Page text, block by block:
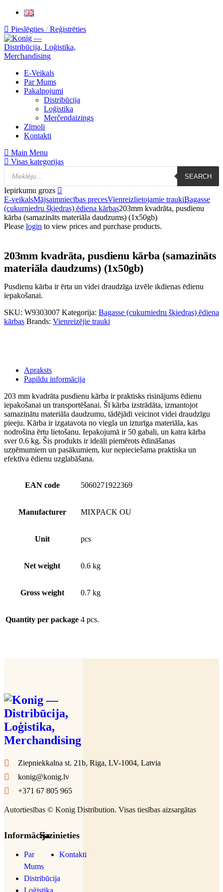
Pieslēgties Reģistrēties
E-Veikals
Par Mums
Pakalpojumi
Distribūcija
Loģistika
Merčendaizings
Zīmoli
Kontakti
Main Menu
Visas kategorijas
SEARCH
Iepirkumu grozs
E-veikalsMājsaimniecības precesVienreizlietojamie traukiBagasse
(cukurniedru šķiedras) ēdiena kārbas203mm kvadrāta, pusdienu
kārba (samazināts materiāla daudzums) (1x50gb)
Please login to view prices and purchase products.
203mm kvadrāta, pusdienu kārba (samazināts
materiāla daudzums) (1x50gb)
Pusdienu kārba ir ērta un videi draudzīga izvēle ikdienas ēdienu
iepakošanai.
SKU: W9303007 Kategorija: Bagasse (cukurniedru šķiedras) ēdiena
kārbas Brands: Vienreizējie trauki
Apraksts
Papildu informācija
203 mm kvadrāta pusdienu kārba ir praktisks risinājums ēdienu
iepakošanai un transportēšanai. Šī kārba izstrādāta, izmantojot
samazinātu materiāla daudzumu, tādējādi veicinot videi draudzīgu
pieeju. Kārba ir izgatavota no viegla un izturīga materiāla, kas
nodrošina ērtu lietošanu. Iepakojumā ir 50 gabali, un katra kārba
sver 0.6 kg. Šis produkts ir ideāli piemērots ēdināšanas
uzņēmumiem un pasākumiem, kur nepieciešama praktiska un
efektīva ēdienu uzglabāšana.
EAN code 5060271922369
Manufacturer MIXPACK OU
Unit pcs
Net weight 0.6 kg
Gross weight 0.7 kg
Quantity per package 4 pcs.
Ziepniekkalna st. 21b, Riga, LV-1004, Latvia
konig@konig.lv
+371 67 805 965
Autortiesības © Konig Distribution. Visas tiesības aizsargātas
Informācija
Par
Mums
Distribūcija
Loģistika
Sazinieties
Kontakti